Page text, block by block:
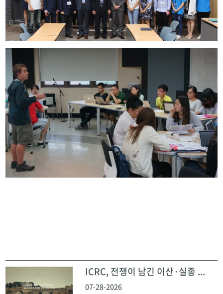
ICRC, 전쟁이 남긴 이산·실종 ...
07-28-2026